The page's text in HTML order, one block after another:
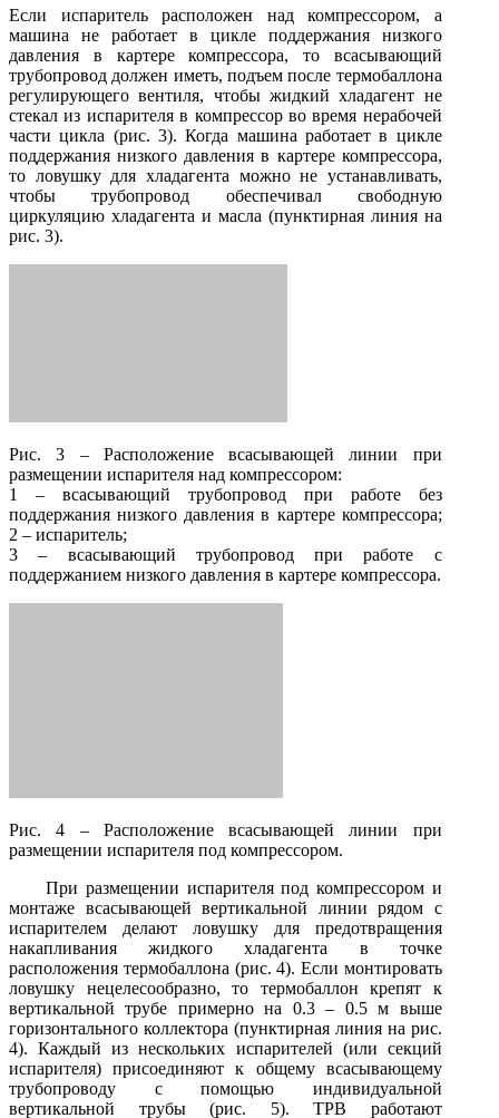
Если испаритель расположен над компрессором, а
машина не работает в цикле поддержания низкого
давления в картере компрессора, то всасывающий
трубопровод должен иметь, подъем после термобаллона
регулирующего вентиля, чтобы жидкий хладагент не
стекал из испарителя в компрессор во время нерабочей
части цикла (рис. 3). Когда машина работает в цикле
поддержания низкого давления в картере компрессора,
то ловушку для хладагента можно не устанавливать,
чтобы трубопровод обеспечивал свободную
циркуляцию хладагента и масла (пунктирная линия на
рис. 3).
Рис. 3 – Расположение всасывающей линии при
размещении испарителя над компрессором:
1 – всасывающий трубопровод при работе без
поддержания низкого давления в картере компрессора;
2 – испаритель;
3 – всасывающий трубопровод при работе с
поддержанием низкого давления в картере компрессора.
Рис. 4 – Расположение всасывающей линии при
размещении испарителя под компрессором.
При размещении испарителя под компрессором и
монтаже всасывающей вертикальной линии рядом с
испарителем делают ловушку для предотвращения
накапливания жидкого хладагента в точке
расположения термобаллона (рис. 4). Если монтировать
ловушку нецелесообразно, то термобаллон крепят к
вертикальной трубе примерно на 0.3 – 0.5 м выше
горизонтального коллектора (пунктирная линия на рис.
4). Каждый из нескольких испарителей (или секций
испарителя) присоединяют к общему всасывающему
трубопроводу с помощью индивидуальной
вертикальной трубы (рис. 5). ТРВ работают